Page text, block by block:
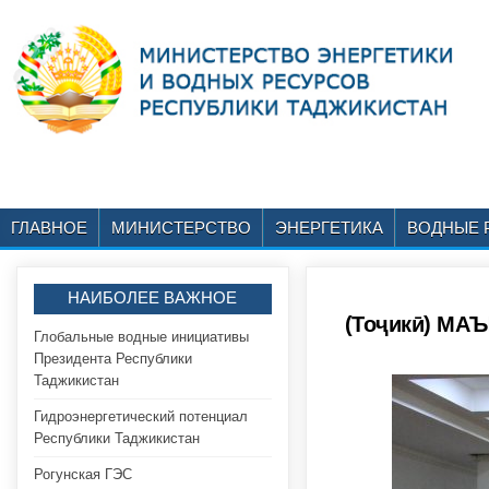
ГЛАВНОЕ МИНИСТЕРСТВО ЭНЕРГЕТИКА ВОДНЫЕ
(Тоҷикӣ)
НАИБОЛЕЕ ВАЖНОЕ
Глобальные водные инициативы
Президента Республики
Таджикистан
Гидроэнергетический потенциал
Республики Таджикистан
Рогунская ГЭС